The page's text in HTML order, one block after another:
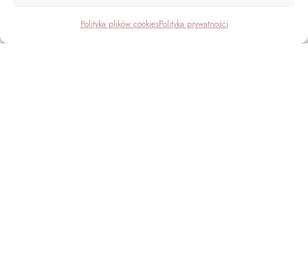
Polityka plików cookiesPolityka prywatności